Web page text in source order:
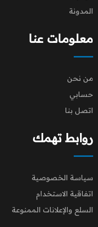
المدونة
معلومات عنا
من نحن
حسابي
اتصل بنا
روابط تهمك
سياسة الخصوصية
اتفاقية الاستخدام
السلع والإعلانات الممنوعة